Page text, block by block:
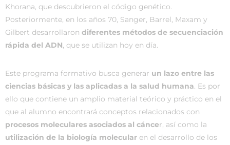
Khorana, que descubrieron el código genético.
Posteriormente, en los años 70, Sanger, Barrel, Maxam y
Gilbert desarrollaron diferentes métodos de secuenciación
rápida del ADN, que se utilizan hoy en día.
Este programa formativo busca generar un lazo entre las
ciencias básicas y las aplicadas a la salud humana. Es por
ello que contiene un amplio material teórico y práctico en el
que al alumno encontrará conceptos relacionados con
procesos moleculares asociados al cáncer, así como la
utilización de la biología molecular en el desarrollo de los